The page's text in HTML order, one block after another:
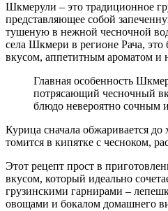
Шкмерули – это традиционное
представляющее собой
тушеную в нежной чесночной
села Шкмери в регионе Рача,
вкусом, аппетитным ароматом и
Главная особенность
потрясающий чесночный
блюдо невероятно сочным
Курица сначала обжаривается до
томится в кипятке с чесноком,
Этот рецепт прост в
вкусом, который идеально
грузинскими гарнирами –
овощами и бокалом домашнего